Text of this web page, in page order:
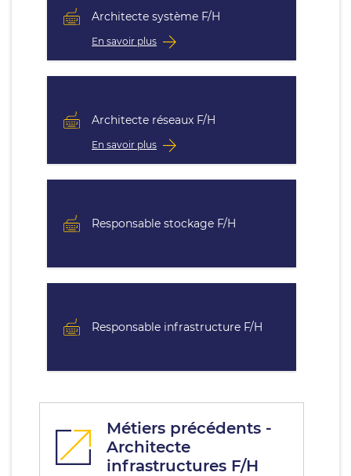
Architecte système F/H
En savoir plus
Architecte réseaux F/H
En savoir plus
Responsable stockage F/H
Responsable infrastructure F/H
Métiers précédents -
Architecte
infrastructures F/H